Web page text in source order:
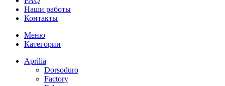
Наши работы
Контакты
Меню
Категории
Aprilia
Dorsoduro
Factory